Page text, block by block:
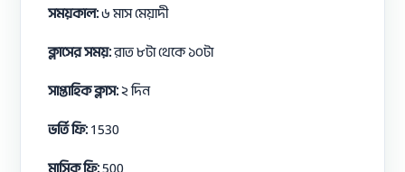
সময়কাল:৬ মাস মেয়াদী
ক্লাসের সময়:রাত ৮টা থেকে ১০টা
সাপ্তাহিক ক্লাস:২ দিন
ভর্তি ফি:1530